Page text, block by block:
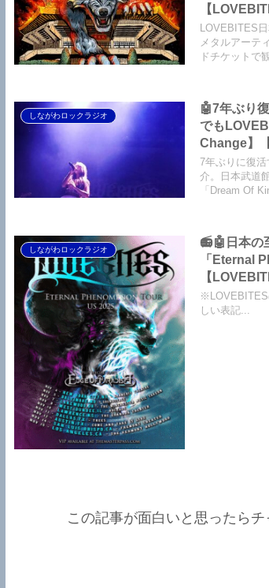
【
レードチケ
【LOVEBITES Soldier Stands
LOVEBITES
メタルアーテ
ドチケットで
しながわロックラジオ
🤖7年ぶり
でも
Change】
【
7年ぶりに復
介。日本武道
「Dream Of
しながわロックラジオ
📻🤖日本の
「Eternal
【
The Bell In
※LOVEBITES
しい表記...
この記事が面白いと思ったら